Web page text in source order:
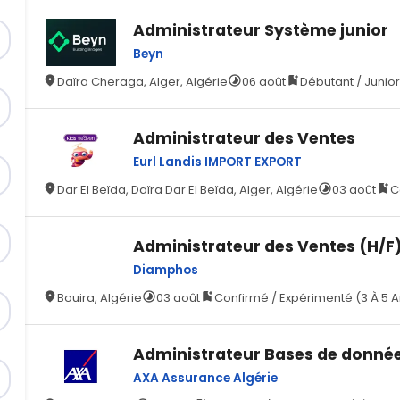
Administrateur Système junior
Beyn
Daïra Cheraga, Alger, Algérie
06 août Débutant /
Administrateur des Ventes
Eurl Landis IMPORT EXPORT
Dar El Beïda, Daïra Dar El Beïda, Alger, Algérie
03 août
Administrateur des Ventes (H/
Diamphos
Bouira, Algérie
03 août Confirmé / Expérimenté (3 À 5
Administrateur Bases de
AXA Assurance Algérie